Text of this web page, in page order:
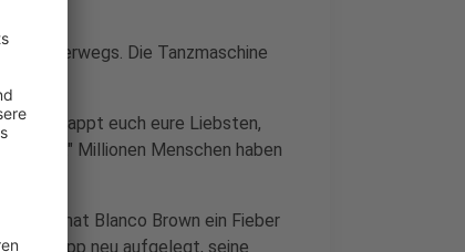
unterwegs. Die Tanzmaschine
Schnappt euch eure Liebsten,
nach." Millionen Menschen haben
hat Blanco Brown ein Fieber
Tok-App neu aufgelegt, seine